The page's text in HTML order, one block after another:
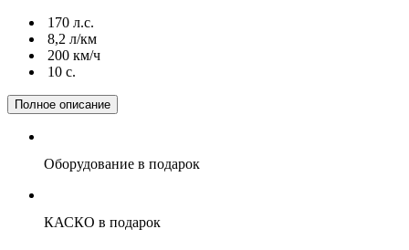
170 л.с.
8,2 л/км
200 км/ч
10 c.
Полное описание
Оборудование в подарок
КАСКО в подарок